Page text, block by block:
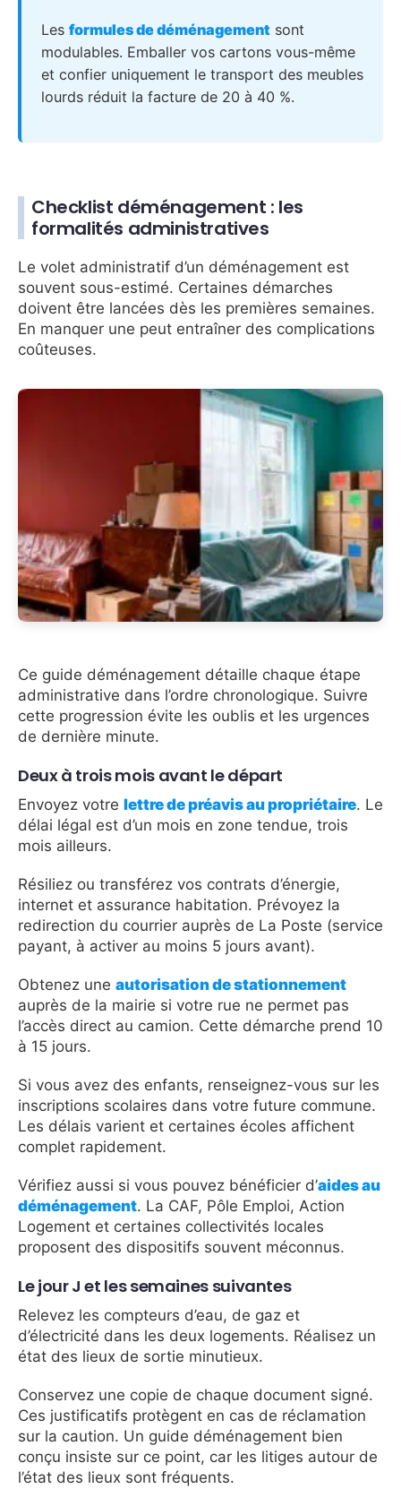
Les formules de déménagement sont
modulables. Emballer vos cartons vous-même
et confier uniquement le transport des meubles
lourds réduit la facture de 20 à 40 %.
Checklist déménagement : les
formalités administratives
Le volet administratif d’un déménagement est
souvent sous-estimé. Certaines démarches
doivent être lancées dès les premières semaines.
En manquer une peut entraîner des complications
coûteuses.
Ce guide déménagement détaille chaque étape
administrative dans l’ordre chronologique. Suivre
cette progression évite les oublis et les urgences
de dernière minute.
Deux à trois mois avant le départ
Envoyez votre lettre de préavis au propriétaire. Le
délai légal est d’un mois en zone tendue, trois
mois ailleurs.
Résiliez ou transférez vos contrats d’énergie,
internet et assurance habitation. Prévoyez la
redirection du courrier auprès de La Poste (service
payant, à activer au moins 5 jours avant).
Obtenez une autorisation de stationnement
auprès de la mairie si votre rue ne permet pas
l’accès direct au camion. Cette démarche prend 10
à 15 jours.
Si vous avez des enfants, renseignez-vous sur les
inscriptions scolaires dans votre future commune.
Les délais varient et certaines écoles affichent
complet rapidement.
Vérifiez aussi si vous pouvez bénéficier d’aides au
déménagement. La CAF, Pôle Emploi, Action
Logement et certaines collectivités locales
proposent des dispositifs souvent méconnus.
Le jour J et les semaines suivantes
Relevez les compteurs d’eau, de gaz et
d’électricité dans les deux logements. Réalisez un
état des lieux de sortie minutieux.
Conservez une copie de chaque document signé.
Ces justificatifs protègent en cas de réclamation
sur la caution. Un guide déménagement bien
conçu insiste sur ce point, car les litiges autour de
l’état des lieux sont fréquents.